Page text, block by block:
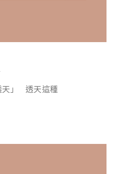
天」 透天這種